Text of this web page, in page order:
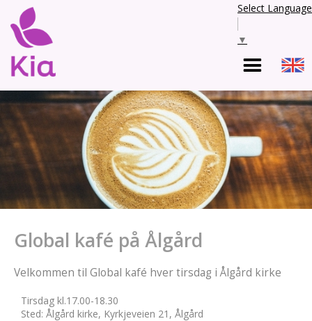
Select Language
▼
Global kafé på Ålgård
Velkommen til Global kafé hver tirsdag i Ålgård kirke
Tirsdag kl.17.00-18.30
Sted: Ålgård kirke, Kyrkjeveien 21, Ålgård